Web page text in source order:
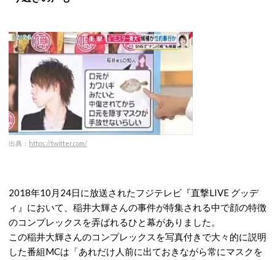
出典： https://twitter.com/
2018年10月24日に放送されたフジテレビ『直撃LIVE グッデ
ィ』において、稲井大輝さんの事件が特集される中で顔の特徴
のコンプレックスを弄ばれるひと幕がありました。
この稲井大輝さんのコンプレックスを写真付きで大々的に説明
した番組MCは「あれだけ人前に出ておきながら常にマスクを